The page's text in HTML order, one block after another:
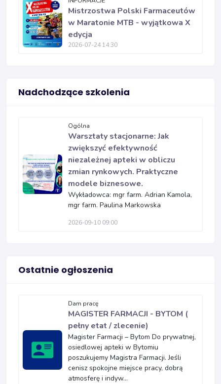
Mistrzostwa Polski Farmaceutów
w Maratonie MTB - wyjątkowa X
edycja
2026-07-24 14:30
Nadchodzące szkolenia
Ogólna
Warsztaty stacjonarne: Jak
zwiększyć efektywność
niezależnej apteki w obliczu
zmian rynkowych. Praktyczne
modele biznesowe.
Wykładowca: mgr farm. Adrian Kamola,
mgr farm. Paulina Markowska
2026-09-10 09:00
Ostatnie ogłoszenia
Dam pracę
MAGISTER FARMACJI - BYTOM (
pełny etat / zlecenie)
Magister Farmacji – Bytom Do prywatnej,
osiedlowej apteki w Bytomiu
poszukujemy Magistra Farmacji. Jeśli
cenisz spokojne miejsce pracy, dobrą
atmosferę i indyw...